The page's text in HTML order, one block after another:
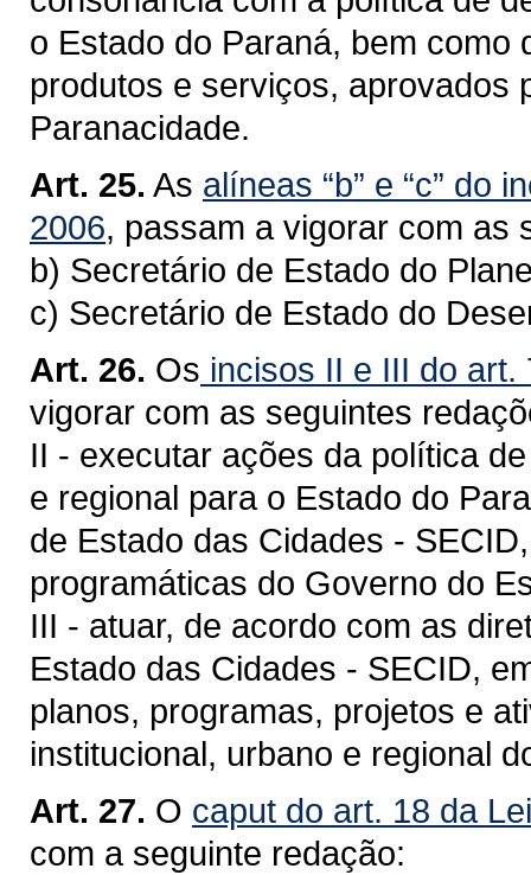
o Estado do Paraná, bem
produtos e serviços, aprovados
Paranacidade.
Art. 25. As alíneas “b” e “c” do
2006, passam a vigorar com as
b) Secretário de Estado do
c) Secretário de Estado do
Art. 26. Os incisos II e III do art.
vigorar com as seguintes
II - executar ações da política
e regional para o Estado do
de Estado das Cidades -
programáticas do Governo do
III - atuar, de acordo com as
Estado das Cidades - SECID,
planos, programas, projetos e
institucional, urbano e regional
Art. 27. O caput do art. 18 da
com a seguinte redação: